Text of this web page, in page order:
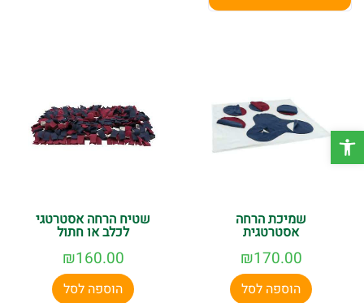
פתח סרגל נגישות
שמיכת הרחה
אסטרטגית
₪170.00
הוספה לסל
שטיח הרחה אסטרטגי
לכלב או חתול
₪160.00
הוספה לסל